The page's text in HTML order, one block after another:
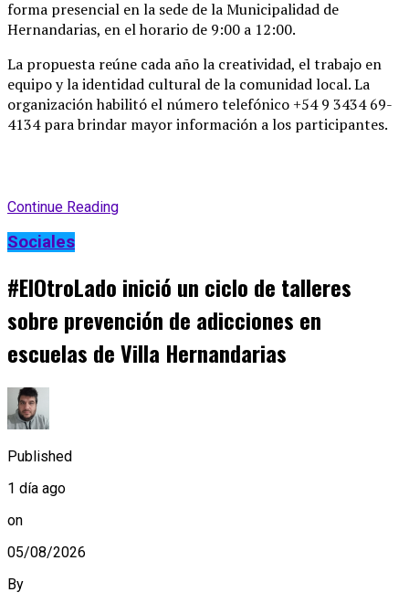
forma presencial en la sede de la Municipalidad de
Hernandarias, en el horario de 9:00 a 12:00.
La propuesta reúne cada año la creatividad, el trabajo en
equipo y la identidad cultural de la comunidad local. La
organización habilitó el número telefónico +54 9 3434 69-
4134 para brindar mayor información a los participantes.
Continue Reading
Sociales
#ElOtroLado inició un ciclo de talleres
sobre prevención de adicciones en
escuelas de Villa Hernandarias
Published
1 día ago
on
05/08/2026
By